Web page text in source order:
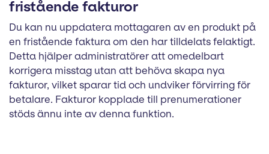
fristående fakturor
Du kan nu uppdatera mottagaren av en produkt på
en fristående faktura om den har tilldelats felaktigt.
Detta hjälper administratörer att omedelbart
korrigera misstag utan att behöva skapa nya
fakturor, vilket sparar tid och undviker förvirring för
betalare. Fakturor kopplade till prenumerationer
stöds ännu inte av denna funktion.